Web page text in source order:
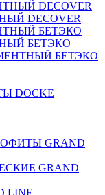
DECOVER
БЕТЭКО
БЕТЭКО
DOCKE
GRAND
GRAND
LINE